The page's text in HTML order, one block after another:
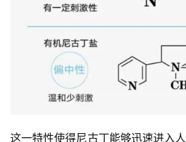
这一特性使得尼古丁能够迅速进入